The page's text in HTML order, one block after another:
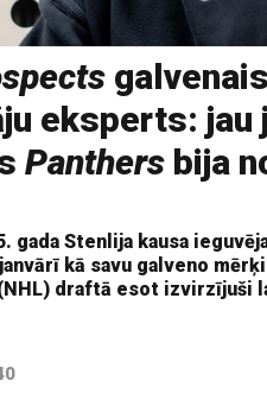
eksperts: jau
Panthers bija
gada Stenlija kausa
kā savu galveno
draftā esot izvirzījuši